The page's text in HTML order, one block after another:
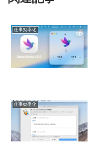
仕事効率化
仕事効率化